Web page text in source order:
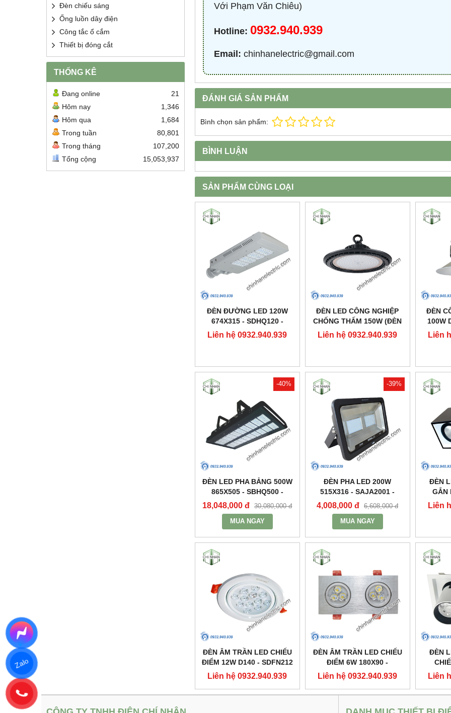
Đèn chiếu sáng
Ống luồn dây điện
Công tắc ổ cắm
Thiết bị đóng cắt
THỐNG KÊ
Đang online
21
Hôm nay
1,346
Hôm qua
1,684
Trong tuần
80,801
Trong tháng
107,200
Tổng cộng
15,053,937
Với Phạm Văn Chiêu)
Hotline: 0932.940.939
Email: chinhanelectric@gmail.com
ĐÁNH GIÁ SẢN PHẨM
Bình chọn sản phẩm:
BÌNH LUẬN
SẢN PHẨM CÙNG LOẠI
ĐÈN ĐƯỜNG LED 120W
674X315 - SDHQ120 -
DUHAL
Liên hệ 0932.940.939
ĐÈN LED CÔNG NGHIỆP
CHỐNG THẤM 150W (ĐÈN
HIGHBAY NHÀ XƯỞNG) -
DDB150 - DUHAL
Liên hệ 0932.940.939
ĐÈN
100W
Liên
-40%
ĐÈN LED PHA BẢNG 500W
865X505 - SBHQ500 -
DUHAL
18,048,000 đ 30,080,000 đ
MUA NGAY
-39%
ĐÈN PHA LED 200W
515X316 - SAJA2001 -
DUHAL
4,008,000 đ 6,608,000 đ
MUA NGAY
ĐÈN
GẮN
2X30W
Liên
ĐÈN ÂM TRẦN LED CHIẾU
ĐIỂM 12W D140 - SDFN212
- DUHAL
Liên hệ 0932.940.939
ĐÈN ÂM TRẦN LED CHIẾU
ĐIỂM 6W 180X90 -
SDFC202 - DUHAL
Liên hệ 0932.940.939
ĐÈN
Liên
Zalo